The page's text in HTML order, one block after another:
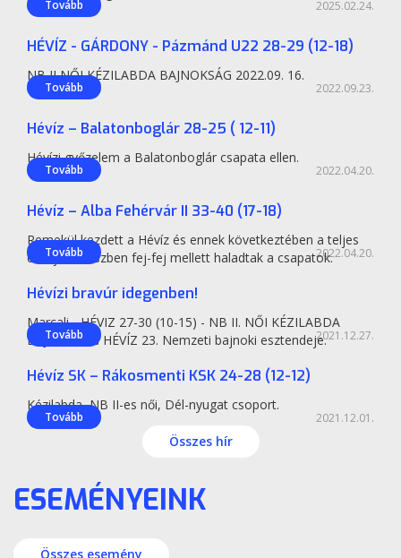
Tovább 2025.02.24.
HÉVÍZ - GÁRDONY - Pázmánd U22 28-29 (12-18)
NB II NŐI KÉZILABDA BAJNOKSÁG 2022.09. 16.
Tovább 2022.09.23.
Kézilabda
Hévíz – Balatonboglár 28-25 ( 12-11)
Hévízi győzelem a Balatonboglár csapata ellen.
Tovább 2022.04.20.
Kézilabda
Hévíz – Alba Fehérvár II 33-40 (17-18)
Remekül kezdett a Hévíz és ennek következtében a teljes
első játékrészben fej-fej mellett haladtak a csapatok.
Tovább 2022.04.20.
Kézilabda
Hévízi bravúr idegenben!
Marcali - HÉVIZ 27-30 (10-15) - NB II. NŐI KÉZILABDA
BAJNOKSÁG HÉVÍZ 23. Nemzeti bajnoki esztendeje.
Tovább 2021.12.27.
Kézilabda
Hévíz SK – Rákosmenti KSK 24-28 (12-12)
Kézilabda, NB II-es női, Dél-nyugat csoport.
Tovább 2021.12.01.
Összes hír
ESEMÉNYEINK
Összes esemény